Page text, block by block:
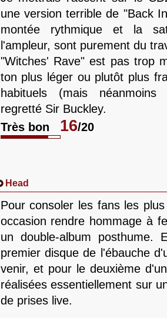
une version terrible de "Back
montée rythmique et la
l'ampleur, sont purement du
"Witches' Rave" est pas trop
ton plus léger ou plutôt plus
habituels (mais
regretté Sir Buckley.
Très bon
16/20
Head
Pour consoler les fans les
occasion rendre hommage à
un double-album
premier disque de l'ébauche
venir, et pour le deuxième
réalisées essentiellement sur
de prises live.